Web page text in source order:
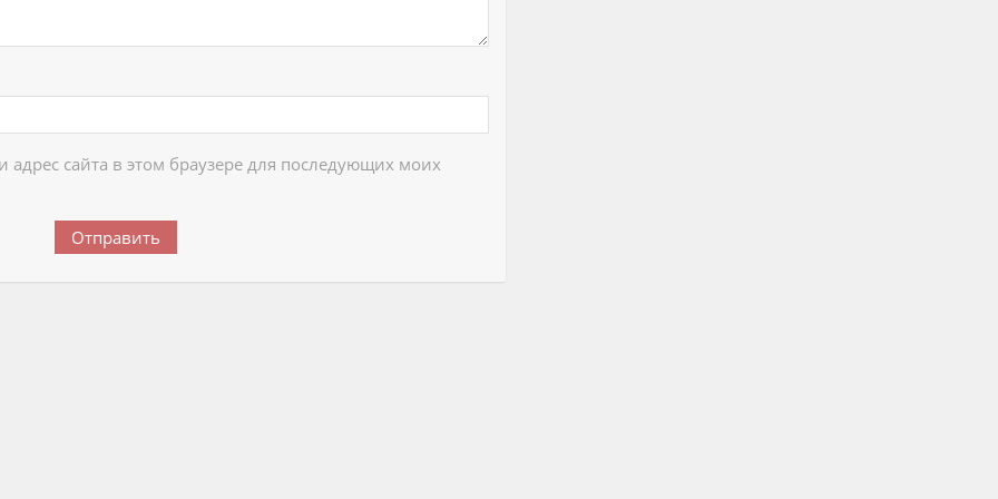
сайта в этом браузере для последующих моих